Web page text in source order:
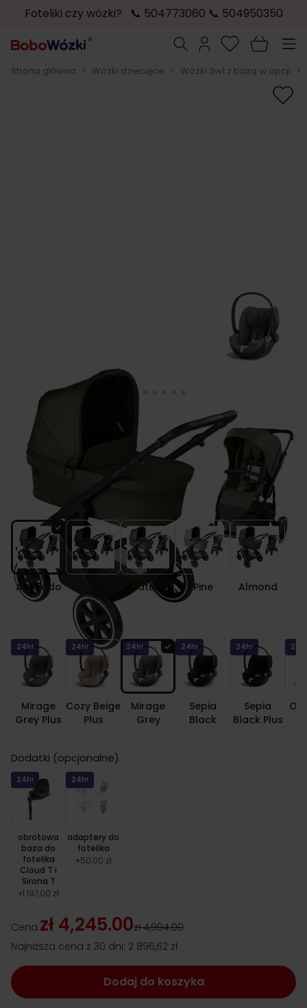
Foteliki czy wózki? 📞 504773060 📞 504950350
Szukaj
Strona główna > Wózki dziecięce > Wózki 3w1 z bazą w opcji >
ABC Design SALSA 5 AIR wózek 3w1 +
fotelik Cybex CLOUD T i-Size
Avocado Nature Pine Almond
Kolor fotelika
24h!
Mirage
Grey Plus
24h!
Cozy Beige
Plus
24h!
Mirage
Grey
24h!
Sepia
Black
24h!
Sepia
Black Plus
24h!
Dodatki (opcjonalne)
24h!
obrotowa
baza do
fotelika
Cloud T i
Sirona T
+1 197,00 zł
24h!
adaptery do
fotelika
+50,00 zł
Cena:zł 4,245.00zł 4,994.00
Najniższa cena z 30 dni: 2 896,62 zł
Dodaj do koszyka